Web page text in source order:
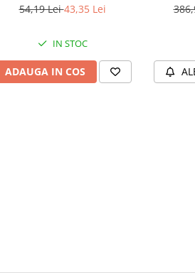
54,19 Lei43,35 Lei
IN STOC
ADAUGA IN COS